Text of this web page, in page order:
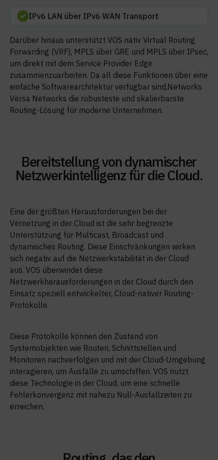
IPv6 LAN über IPv6 WAN Transport
Darüber hinaus unterstützt VOS nativ Virtual Routing
Forwarding (VRF), MPLS über GRE und MPLS über IPsec,
um direkt mit dem Service Provider Edge
zusammenzuarbeiten. Da all diese Funktionen über eine
einfache Softwarearchitektur verfügbar sind,Networks
Versa Networks die robusteste und skalierbarste
Routing-Lösung für moderne Unternehmen.
Bereitstellung von dynamischer
Netzwerkintelligenz für die Cloud.
Eine der größten Herausforderungen bei der
Vernetzung in der Cloud ist die sehr begrenzte
Unterstützung für Multicast, Broadcast und
dynamisches Routing. Diese Einschränkungen wirken
sich negativ auf die Netzwerkstabilität in der Cloud
aus. VOS überwindet diese
Netzwerkherausforderungen in der Cloud durch den
Einsatz speziell entwickelter, Cloud-nativer Routing-
Protokolle.
Diese Protokolle können den Zustand von
Systemobjekten wie Routen, Schnittstellen und
Monitoren nachverfolgen und mit der Cloud-Umgebung
interagieren, um Ausfälle zu umschiffen. VOS nutzt
diese Technologie in der Cloud, um eine schnelle
Fehlerkonvergenz mit nahezu Null-Ausfallzeiten zu
erreichen.